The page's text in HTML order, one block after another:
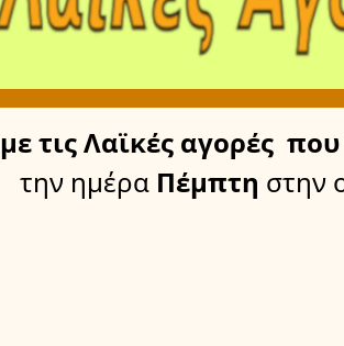
με τις Λαϊκές αγορές που
την ημέραΠέμπτη στην